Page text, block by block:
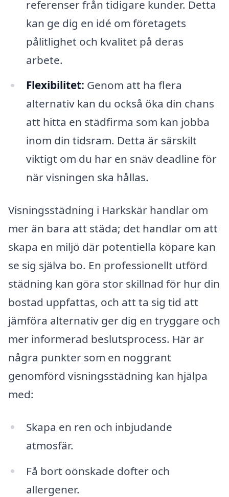
referenser från tidigare kunder. Detta
kan ge dig en idé om företagets
pålitlighet och kvalitet på deras
arbete.
Flexibilitet: Genom att ha flera
alternativ kan du också öka din chans
att hitta en städfirma som kan jobba
inom din tidsram. Detta är särskilt
viktigt om du har en snäv deadline för
när visningen ska hållas.
Visningsstädning i Harkskär handlar om
mer än bara att städa; det handlar om att
skapa en miljö där potentiella köpare kan
se sig själva bo. En professionellt utförd
städning kan göra stor skillnad för hur din
bostad uppfattas, och att ta sig tid att
jämföra alternativ ger dig en tryggare och
mer informerad beslutsprocess. Här är
några punkter som en noggrant
genomförd visningsstädning kan hjälpa
med:
Skapa en ren och inbjudande
atmosfär.
Få bort oönskade dofter och
allergener.